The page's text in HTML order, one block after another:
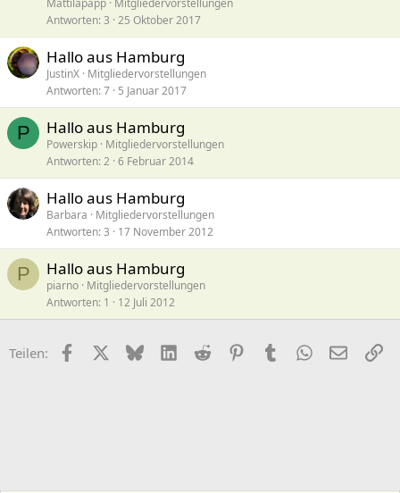
Mattilapapp Mitgliedervorstellungen
Antworten 3 25 Oktober 2017
Hallo aus Hamburg
JustinX Mitgliedervorstellungen
Antworten 7 5 Januar 2017
P Hallo aus Hamburg
Powerskip Mitgliedervorstellungen
Antworten 2 6 Februar 2014
Hallo aus Hamburg
Barbara
Mitgliedervorstellungen
Antworten 3 17 November 2012
P Hallo aus Hamburg
piarno Mitgliedervorstellungen
Antworten 1 12 Juli 2012
Teilen: FacebookX (Twitter)
BlueskyLinkedIn
Reddit PinterestTumblr WhatsApp
E-Mail